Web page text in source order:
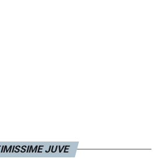
altri baby. Ma non
JUVE